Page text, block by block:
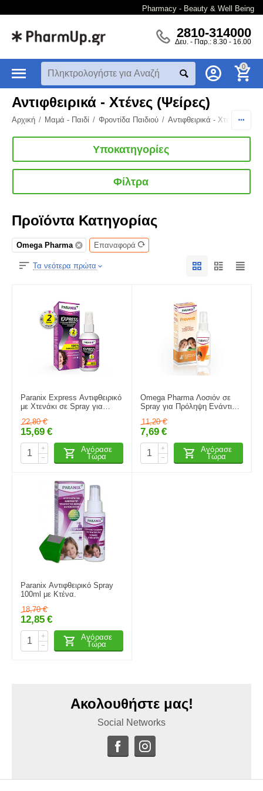
Pharmacy - Beauty & Well Being
2810-314000
Δευ. - Παρ.: 8.30 - 16.00
0
Αντιφθειρικά - Χτένες (Ψείρες)
Αρχική / Μαμά - Παιδί / Φροντίδα Παιδιού / Αντιφθειρικά - Χτένες
Υποκατηγορίες
Φίλτρα
Προϊόντα Κατηγορίας
Omega Pharma Επαναφορά
Τα νεότερα πρώτα
Paranix Express Αντιφθειρικό
με Χτενάκι σε Spray για
22,80 €
15,69 €
+
−
Αγόρασε
Τώρα
Omega Pharma Λοσιόν σε
Spray για Πρόληψη Ενάντια
11,20 €
7,69 €
+
−
Αγόρασε
Τώρα
Paranix Αντιφθειρικό Spray
100ml με Κτένα.
18,70 €
12,85 €
+
−
Αγόρασε
Τώρα
Ακολουθήστε μας!
Social Networks